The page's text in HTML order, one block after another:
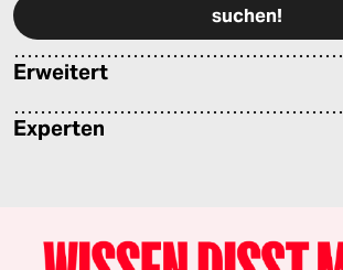
Erweitert
Experten